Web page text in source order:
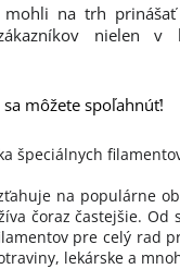
na trh
nielen
môžete spoľahnúť!
špeciálnych
na populárne
čoraz častejšie. Od
pre celý rad
lekárske a